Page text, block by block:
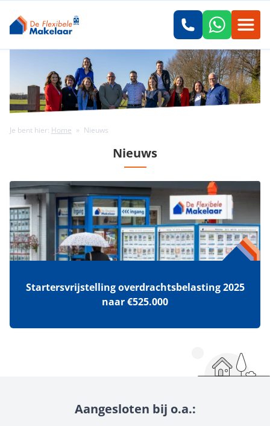
Je bent hier: Home » Nieuws
Nieuws
Startersvrijstelling overdrachtsbelasting 2025
naar €525.000
Aangesloten bij o.a.: